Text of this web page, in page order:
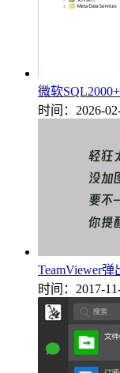
微软
时间：2026-
TeamViewer
时间：2017-